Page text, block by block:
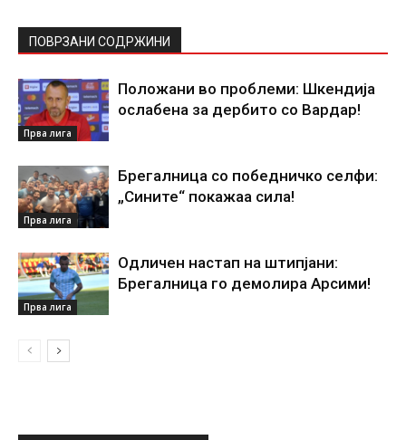
ПОВРЗАНИ СОДРЖИНИ
Прва лига
Положани во проблеми: Шкендија
ослабена за дербито со Вардар!
Прва лига
Брегалница со победничко селфи:
„Сините“ покажаа сила!
Прва лига
Одличен настап на штипјани:
Брегалница го демолира Арсими!